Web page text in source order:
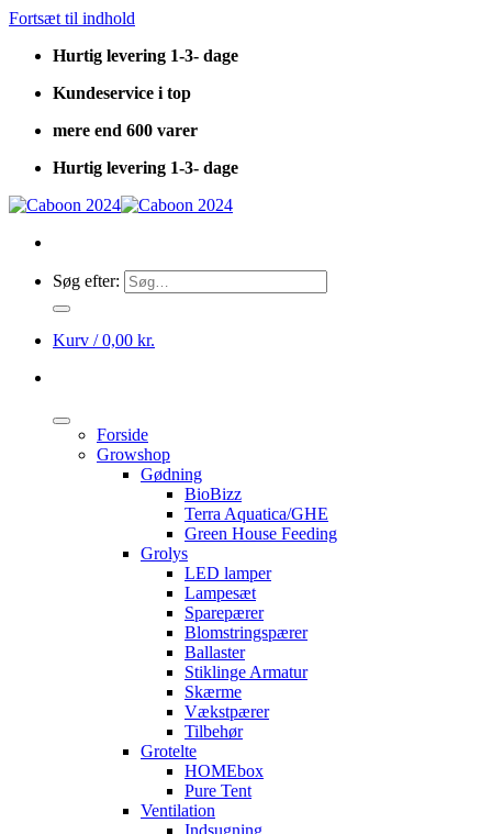
Fortsæt til indhold
Hurtig levering 1-3- dage
Kundeservice i top
mere end 600 varer
Hurtig levering 1-3- dage
Søg efter:
Kurv /0,00 kr.
Forside
Growshop
Gødning
BioBizz
Terra Aquatica/GHE
Green House Feeding
Grolys
LED lamper
Lampesæt
Sparepærer
Blomstringspærer
Ballaster
Stiklinge Armatur
Skærme
Vækstpærer
Tilbehør
Grotelte
HOMEbox
Pure Tent
Ventilation
Indsugning